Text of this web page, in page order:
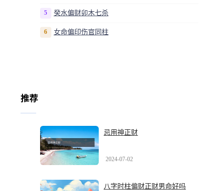
5 癸水偏财卯木七杀
6 女命偏印伤官同柱
推荐
忌用神正财
2024-07-02
八字时柱偏财正财男命好吗